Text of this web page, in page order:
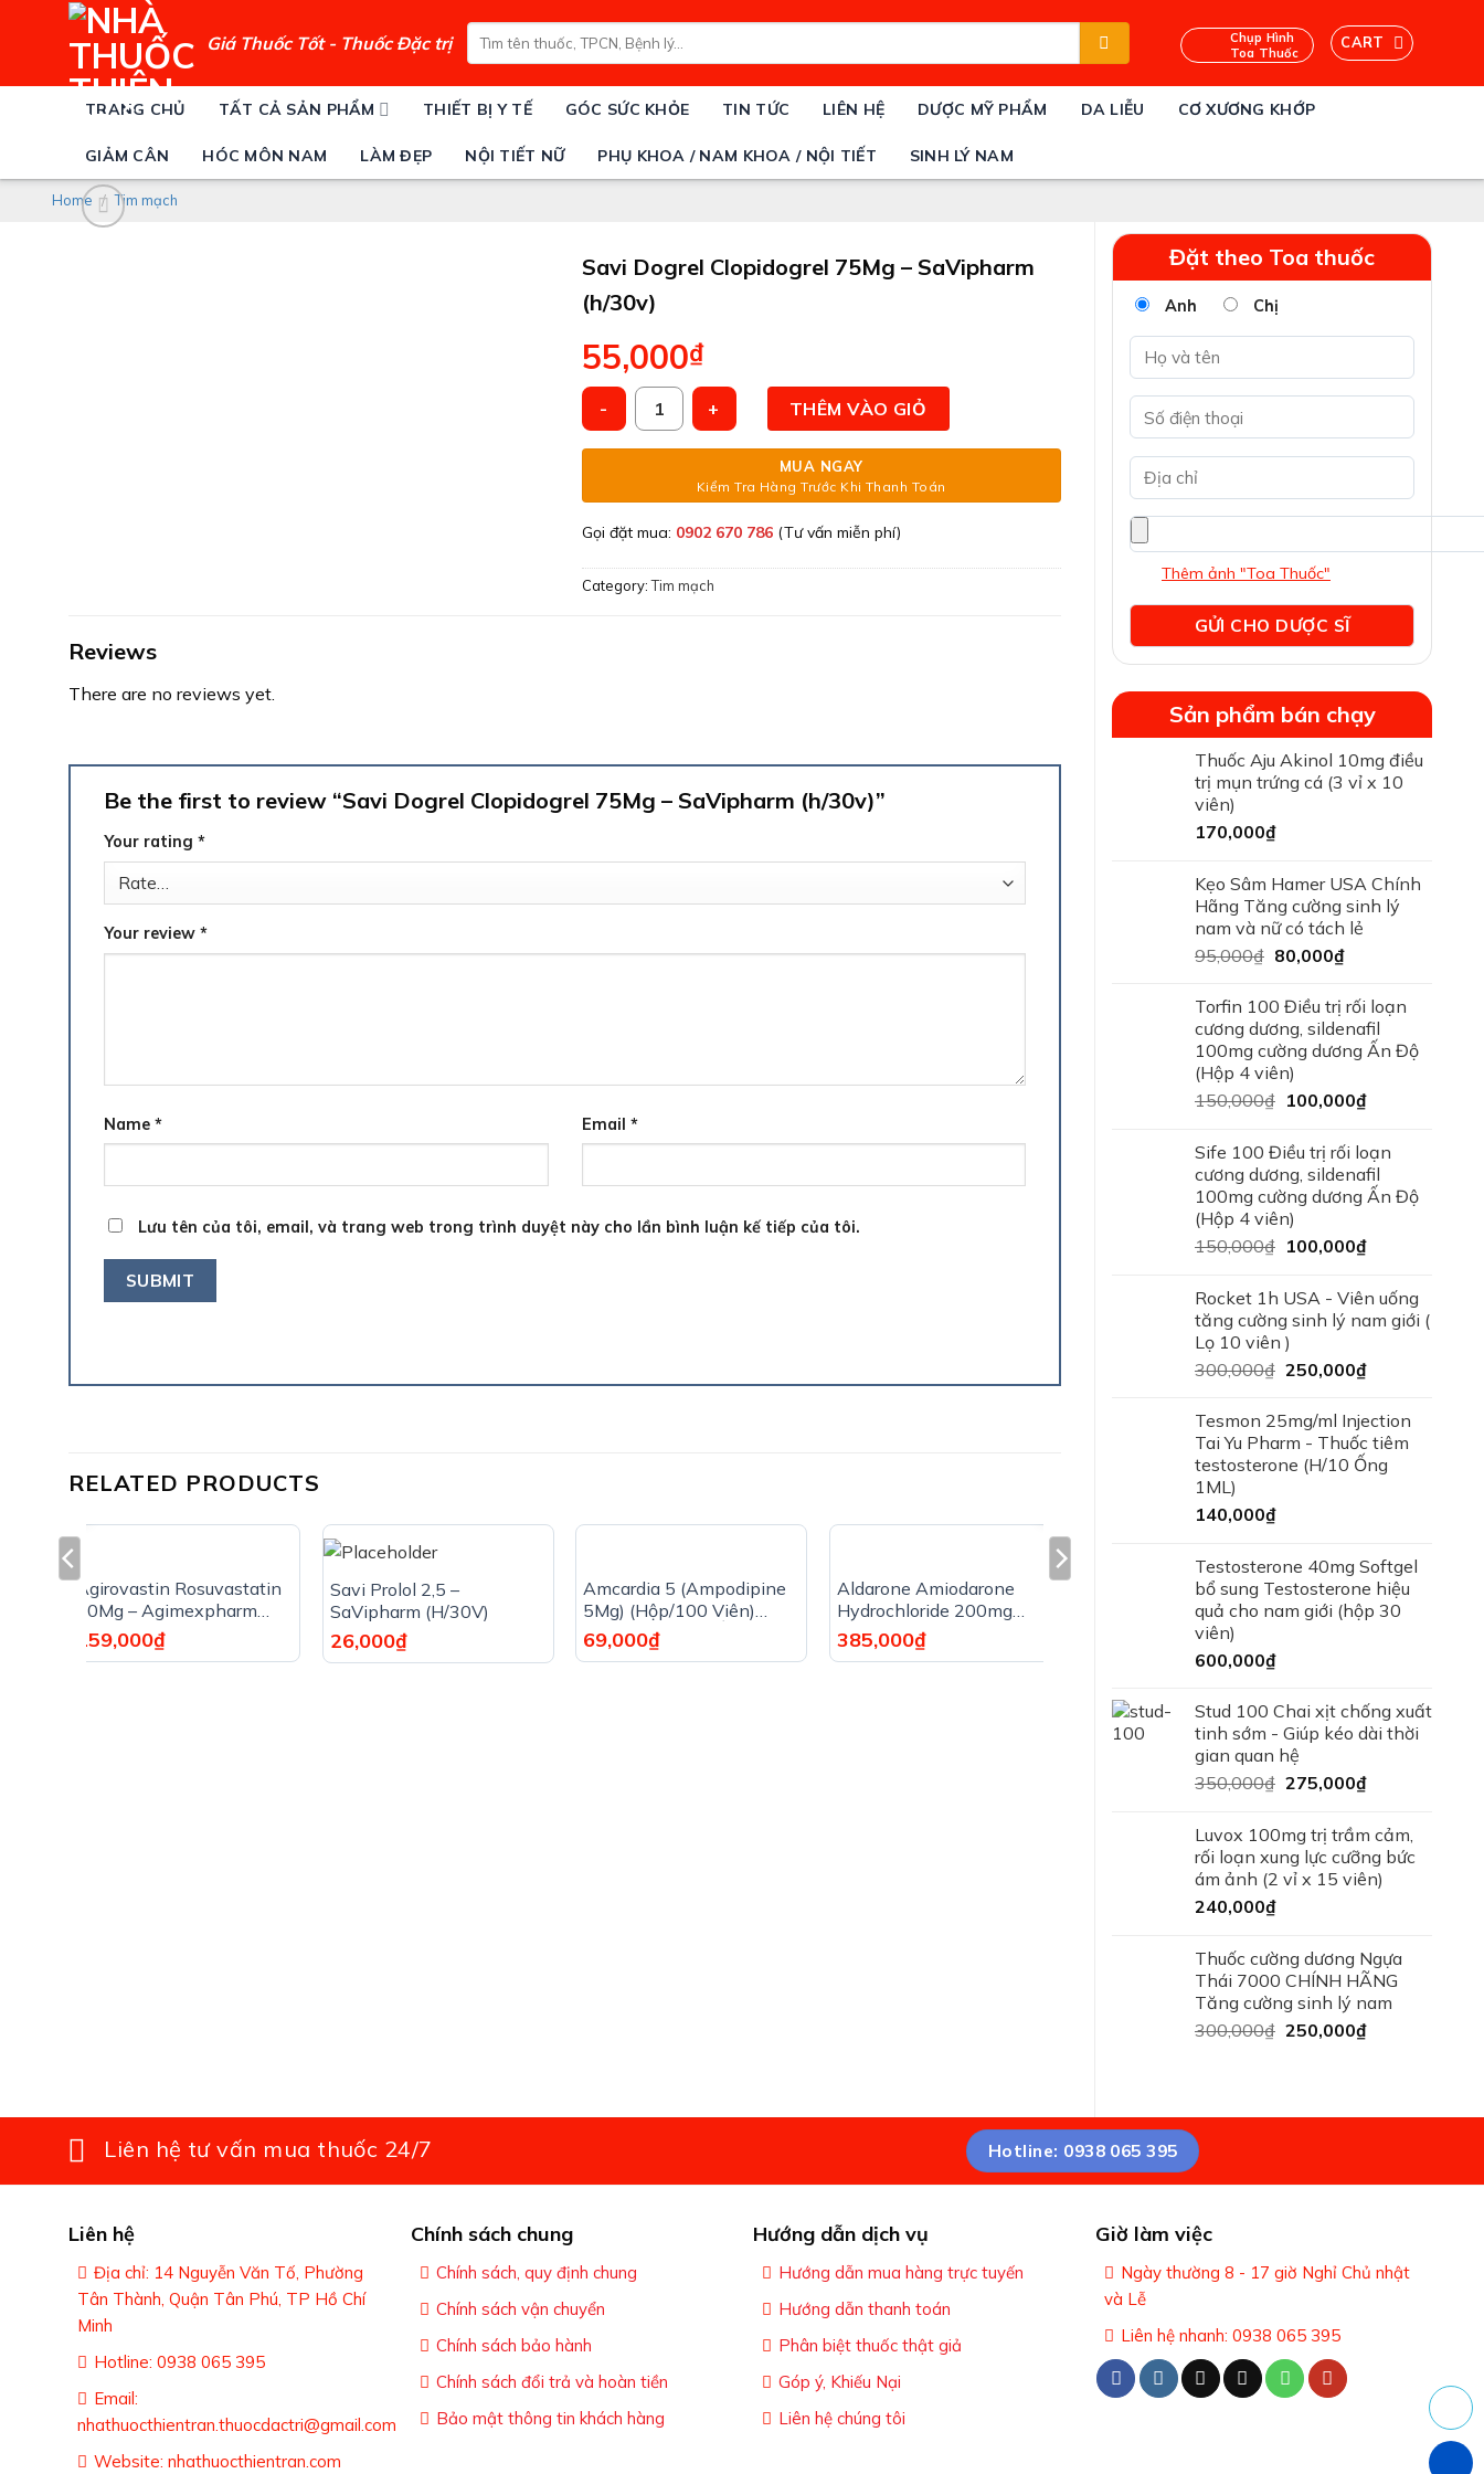
Giá Thuốc Tốt - Thuốc Đặc trị
for:
Chụp Hình
Toa Thuốc
CART
TRANG CHỦ TẤT CẢ SẢN PHẨM THIẾT BỊ Y TẾ GÓC SỨC KHỎE TIN TỨC LIÊN HỆ DƯỢC MỸ PHẨM DA LIỄU CƠ XƯƠNG KHỚP
GIẢM CÂN HÓC MÔN NAM LÀM ĐẸP NỘI TIẾT NỮ PHỤ KHOA / NAM KHOA / NỘI TIẾT SINH LÝ NAM
Home / Tim mạch
Đặt theo Toa thuốc
Anh Chị
Thêm ảnh "Toa Thuốc"
Sản phẩm bán chạy
Thuốc Aju Akinol 10mg điều
trị mụn trứng cá (3 vỉ x 10
viên)
170,000₫
Kẹo Sâm Hamer USA Chính
Hãng Tăng cường sinh lý
nam và nữ có tách lẻ
95,000₫ 80,000₫
Torfin 100 Điều trị rối loạn
cương dương, sildenafil
100mg cường dương Ấn Độ
(Hộp 4 viên)
150,000₫ 100,000₫
Sife 100 Điều trị rối loạn
cương dương, sildenafil
100mg cường dương Ấn Độ
(Hộp 4 viên)
150,000₫ 100,000₫
Rocket 1h USA - Viên uống
tăng cường sinh lý nam giới (
Lọ 10 viên )
300,000₫ 250,000₫
Tesmon 25mg/ml Injection
Tai Yu Pharm - Thuốc tiêm
testosterone (H/10 Ống
1ML)
140,000₫
Testosterone 40mg Softgel
bổ sung Testosterone hiệu
quả cho nam giới (hộp 30
viên)
600,000₫
Stud 100 Chai xịt chống xuất
tinh sớm - Giúp kéo dài thời
gian quan hệ
350,000₫ 275,000₫
Luvox 100mg trị trầm cảm,
rối loạn xung lực cưỡng bức
ám ảnh (2 vỉ x 15 viên)
240,000₫
Thuốc cường dương Ngựa
Thái 7000 CHÍNH HÃNG
Tăng cường sinh lý nam
300,000₫ 250,000₫
Savi Dogrel Clopidogrel 75Mg – SaVipharm
(h/30v)
55,000₫
Savi Dogrel Clopidogrel 75Mg – SaVipharm (h/30v) quantity
THÊM VÀO GIỎ
MUA NGAY
Kiểm Tra Hàng Trước Khi Thanh Toán
Gọi đặt mua: 0902 670 786(Tư vấn miễn phí)
Category:Tim mạch
Reviews
There are no reviews yet.
Be the first to review “Savi Dogrel Clopidogrel 75Mg – SaVipharm (h/30v)”
Your rating *
Your review *
Name * Email *
Lưu tên của tôi, email, và trang web trong trình duyệt này cho lần bình luận kế tiếp của tôi.
RELATED PRODUCTS
Agirovastin Rosuvastatin
20Mg – Agimexpharm
(Hộp/30 Viên)
159,000₫
Savi Prolol 2,5 –
SaVipharm (H/30V)
26,000₫
Amcardia 5 (Ampodipine
5Mg) (Hộp/100 Viên)
Unique Pharma Ấn
69,000₫
Aldarone Amiodarone
Hydrochloride 200mg
Cadila (10 vỉ x 10 viên)
385,000₫
Liên hệ tư vấn mua thuốc 24/7 Hotline: 0938 065 395
Liên hệ
Địa chỉ: 14 Nguyễn Văn Tố, Phường
Tân Thành, Quận Tân Phú, TP Hồ Chí
Minh
Hotline: 0938 065 395
Email:
nhathuocthientran.thuocdactri@gmail.com
Website: nhathuocthientran.com
Chính sách chung
Chính sách, quy định chung
Chính sách vận chuyển
Chính sách bảo hành
Chính sách đổi trả và hoàn tiền
Bảo mật thông tin khách hàng
Hướng dẫn dịch vụ
Hướng dẫn mua hàng trực tuyến
Hướng dẫn thanh toán
Phân biệt thuốc thật giả
Góp ý, Khiếu Nại
Liên hệ chúng tôi
Giờ làm việc
Ngày thường 8 - 17 giờ Nghỉ Chủ nhật
và Lễ
Liên hệ nhanh: 0938 065 395